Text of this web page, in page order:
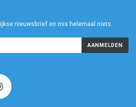
nieuwsbrief en mis helemaal niets.
AANMELDEN